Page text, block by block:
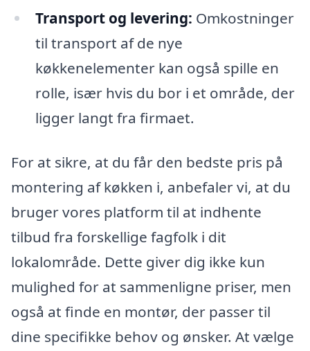
Transport og levering: Omkostninger
til transport af de nye
køkkenelementer kan også spille en
rolle, især hvis du bor i et område, der
ligger langt fra firmaet.
For at sikre, at du får den bedste pris på
montering af køkken i, anbefaler vi, at du
bruger vores platform til at indhente
tilbud fra forskellige fagfolk i dit
lokalområde. Dette giver dig ikke kun
mulighed for at sammenligne priser, men
også at finde en montør, der passer til
dine specifikke behov og ønsker. At vælge